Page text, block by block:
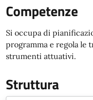
Competenze
Si occupa di
programma e regola le
strumenti attuativi.
Struttura